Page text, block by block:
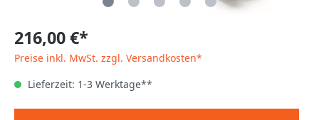
216,00 €*
Preise inkl. MwSt. zzgl. Versandkosten*
Lieferzeit: 1-3 Werktage**